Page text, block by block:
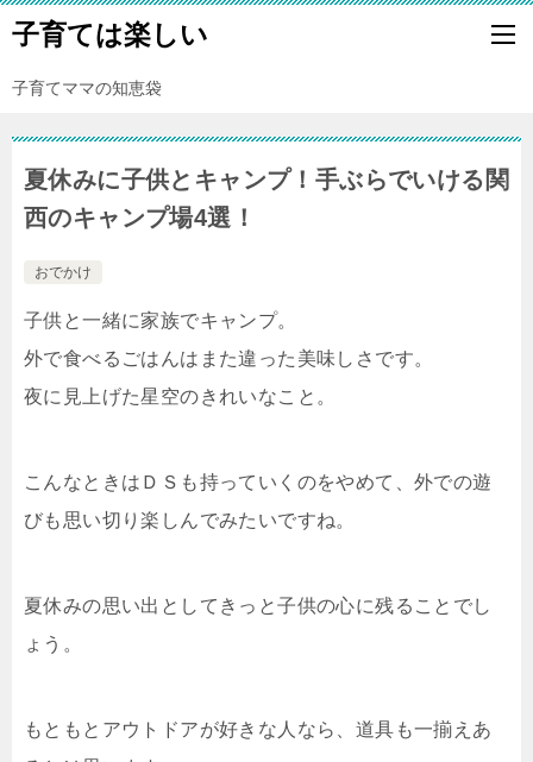
子育ては楽しい
子育てママの知恵袋
夏休みに子供とキャンプ！手ぶらでいける関
西のキャンプ場4選！
おでかけ
子供と一緒に家族でキャンプ。
外で食べるごはんはまた違った美味しさです。
夜に見上げた星空のきれいなこと。
こんなときはＤＳも持っていくのをやめて、外での遊
びも思い切り楽しんでみたいですね。
夏休みの思い出としてきっと子供の心に残ることでし
ょう。
もともとアウトドアが好きな人なら、道具も一揃えあ